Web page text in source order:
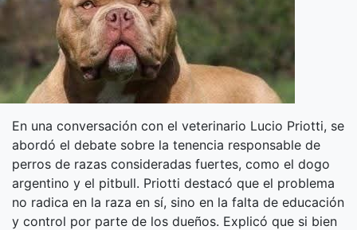
En una conversación con el veterinario Lucio Priotti, se
abordó el debate sobre la tenencia responsable de
perros de razas consideradas fuertes, como el dogo
argentino y el pitbull. Priotti destacó que el problema
no radica en la raza en sí, sino en la falta de educación
y control por parte de los dueños. Explicó que si bien